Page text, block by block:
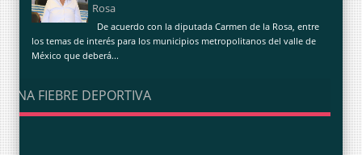
Rosa
De acuerdo con la diputada Carmen de la Rosa, entre
los temas de interés para los municipios metropolitanos del valle de
México que deberá...
UNA FIEBRE DEPORTIVA